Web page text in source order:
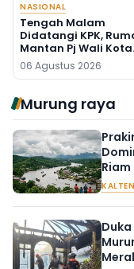
NASIONAL
Tengah Malam
Didatangi KPK,
Mantan Pj Wali Kota
Digeledah, Empat
Dibawa
06 Agustus 2026
Murung raya